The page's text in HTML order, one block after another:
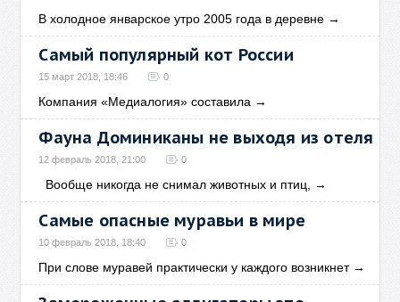
В холодное январское утро 2005 года в деревне →
Самый популярный кот России
15 март 2018, 18:46 0
Компания «Медиалогия» составила →
Фауна Доминиканы не выходя из отеля
12 февраль 2018, 21:00 0
Вообще никогда не снимал животных и птиц, →
Самые опасные муравьи в мире
10 февраль 2018, 18:40 0
При слове муравей практически у каждого возникнет→